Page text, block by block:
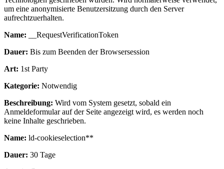
um eine anonymisierte Benutzersitzung durch den Server
aufrechtzuerhalten.
Name: __RequestVerificationToken
Dauer: Bis zum Beenden der Browsersession
Art: 1st Party
Kategorie: Notwendig
Beschreibung: Wird vom System gesetzt, sobald ein
Anmeldeformular auf der Seite angezeigt wird, es werden noch
keine Inhalte geschrieben.
Name: ld-cookieselection**
Dauer: 30 Tage